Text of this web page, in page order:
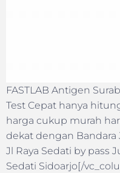
FASTLAB Antigen
Test Cepat hanya
harga cukup murah
dekat dengan Bandara
Jl Raya Sedati by pass
Sedati Sidoarjo[/